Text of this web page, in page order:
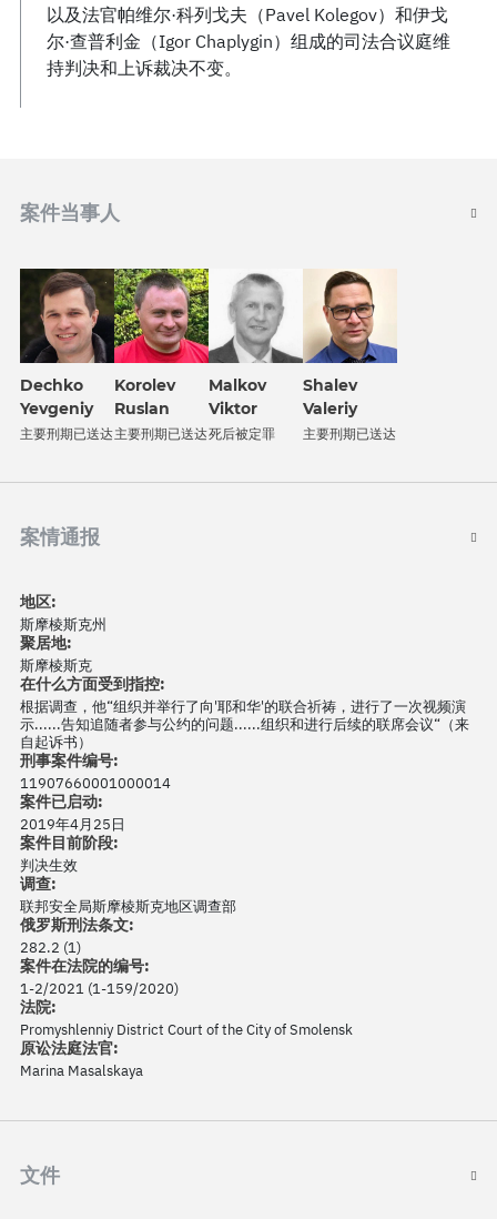
以及法官帕维尔·科列戈夫（Pavel Kolegov）和伊戈
尔·查普利金（Igor Chaplygin）组成的司法合议庭维
持判决和上诉裁决不变。
案件当事人
Dechko
Yevgeniy
主要刑期已送达
Korolev
Ruslan
主要刑期已送达
Malkov
Viktor
死后被定罪
Shalev
Valeriy
主要刑期已送达
案情通报
地区:
斯摩棱斯克州
聚居地:
斯摩棱斯克
在什么方面受到指控:
根据调查，他“组织并举行了向'耶和华'的联合祈祷，进行了一次视频演
示......告知追随者参与公约的问题......组织和进行后续的联席会议“（来
自起诉书）
刑事案件编号:
11907660001000014
案件已启动:
2019年4月25日
案件目前阶段:
判决生效
调查:
联邦安全局斯摩棱斯克地区调查部
俄罗斯刑法条文:
282.2 (1)
案件在法院的编号:
1-2/2021 (1-159/2020)
法院:
Promyshlenniy District Court of the City of Smolensk
原讼法庭法官:
Marina Masalskaya
文件